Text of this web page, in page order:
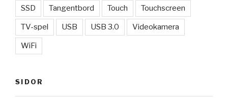
SSD Tangentbord Touch Touchscreen
TV-spel USB USB 3.0 Videokamera
WiFi
SIDOR